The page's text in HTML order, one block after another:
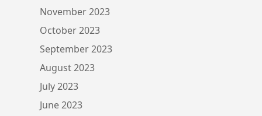
November 2023
October 2023
September 2023
August 2023
July 2023
June 2023